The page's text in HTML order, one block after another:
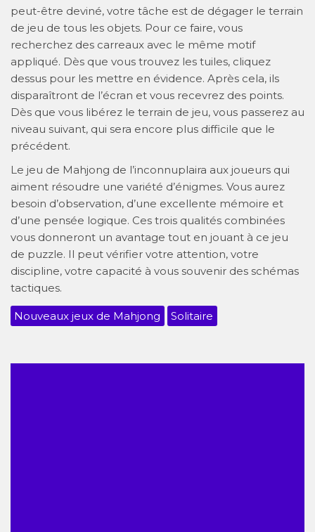
peut-être deviné, votre tâche est de dégager le terrain
de jeu de tous les objets. Pour ce faire, vous
recherchez des carreaux avec le même motif
appliqué. Dès que vous trouvez les tuiles, cliquez
dessus pour les mettre en évidence. Après cela, ils
disparaîtront de l’écran et vous recevrez des points.
Dès que vous libérez le terrain de jeu, vous passerez au
niveau suivant, qui sera encore plus difficile que le
précédent.
Le jeu de Mahjong de l’inconnuplaira aux joueurs qui
aiment résoudre une variété d’énigmes. Vous aurez
besoin d’observation, d’une excellente mémoire et
d’une pensée logique. Ces trois qualités combinées
vous donneront un avantage tout en jouant à ce jeu
de puzzle. Il peut vérifier votre attention, votre
discipline, votre capacité à vous souvenir des schémas
tactiques.
Nouveaux jeux de Mahjong Solitaire